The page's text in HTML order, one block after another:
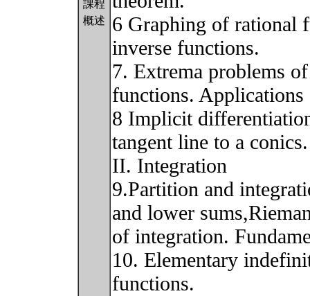
課程
概述
6 Graphing of rational
inverse functions.
7. Extrema problems
functions.
8 Implicit
tangent line to a conics.
II. Integration
9.Partition and
and lower
of integration.
10. Elementary
functions.